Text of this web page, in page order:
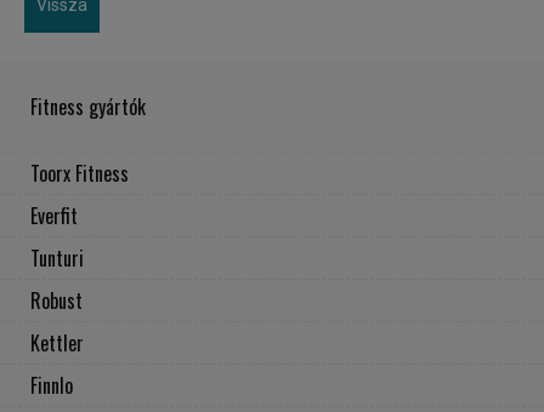
Vissza
Fitness gyártók
Toorx Fitness
Everfit
Tunturi
Robust
Kettler
Finnlo